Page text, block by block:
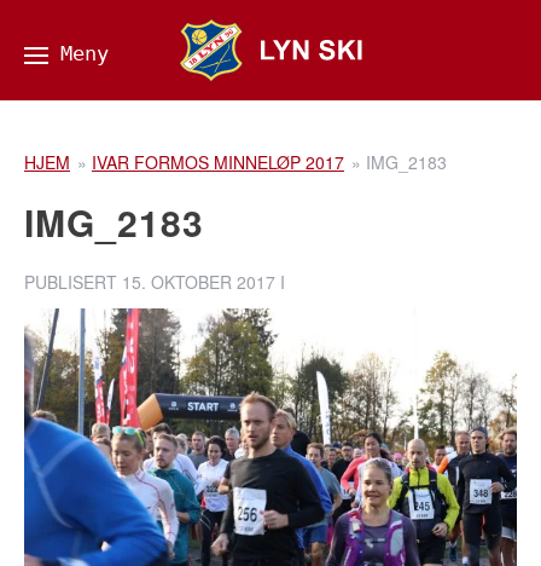
HJEM » IVAR FORMOS MINNELØP 2017 » IMG_2183
IMG_2183
PUBLISERT 15. OKTOBER 2017 I